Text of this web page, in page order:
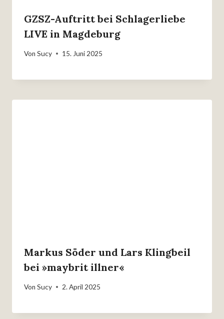
GZSZ-Auftritt bei Schlagerliebe
LIVE in Magdeburg
Von Sucy 15. Juni 2025
Markus Söder und Lars Klingbeil
bei »maybrit illner«
Von Sucy 2. April 2025